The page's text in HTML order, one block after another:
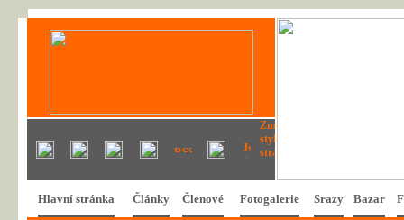
Hlavní stránka Články Členové Fotogalerie Srazy Bazar